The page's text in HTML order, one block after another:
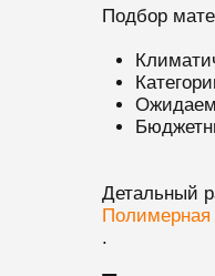
Подбор
Детальный
Полимерная
.